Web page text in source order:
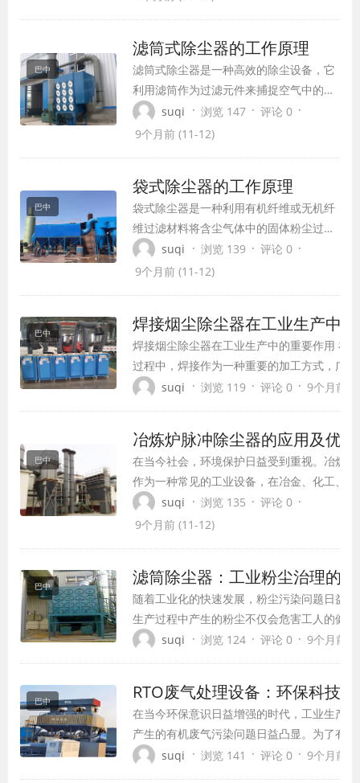
巴中
滤筒式除尘器的工作原理
滤筒式除尘器是一种高效的除尘设备，它
利用滤筒作为过滤元件来捕捉空气中的粉
尘颗粒，从而改善生产环境并提高制造效
率。在当今的工业生产中，滤筒式除尘器
suqi · 浏览 147 · 评论 0 ·
9个月前 (11-12)
巴中
袋式除尘器的工作原理
袋式除尘器是一种利用有机纤维或无机纤
维过滤材料将含尘气体中的固体粉尘过滤
捕集的除尘设备，因其过滤材料多做成袋
形，所以又称为布袋除尘器。袋式除尘器
气净化等领域。
suqi · 浏览 139 · 评论 0 ·
9个月前 (11-12)
巴中 焊接烟尘除尘器在工业生产中
焊接烟尘除尘器在工业生产中的重要作用 在
过程中，焊接作为一种重要的加工方式，广
加工、化工、电子、建筑等领域。然而，焊
suqi · 浏览 119 · 评论 0 · 9个月前
巴中
冶炼炉脉冲除尘器的应用及优势
在当今社会，环境保护日益受到重视。冶炼炉
作为一种常见的工业设备，在冶金、化工、建
材等行业中广泛应用。然而，冶炼炉在运行过
程中会产生大量粉尘，对环境造成严重污染。
suqi · 浏览 135 · 评论 0 ·
9个月前 (11-12)
巴中 滤筒除尘器：工业粉尘治理的
随着工业化的快速发展，粉尘污染问题日益
生产过程中产生的粉尘不仅会危害工人的健
染环境，降低生产效率。为了解决这一问题
方面发挥着重要作用。
suqi · 浏览 124 · 评论 0 · 9个月前
巴中 RTO废气处理设备：环保科技
在当今环保意识日益增强的时代，工业生产
产生的有机废气污染问题日益凸显。为了有
和治理这些有害排放，一种名为
suqi · 浏览 141 · 评论 0 · 9个月前